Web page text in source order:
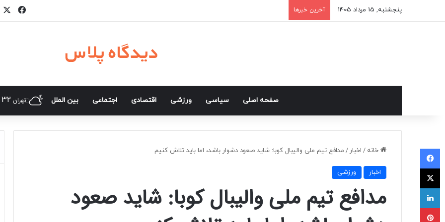
پنجشنبه, 15 مرداد 1405 آخرین خبرها
صفحه اصلی سیاسی ورزشی اقتصادی اجتماعی بین الملل تهران 32
خانه / اخبار / مدافع تیم ملی والیبال کوبا: شاید صعود دشوار باشد، اما باید تلاش کنیم
اخبار ورزشی
مدافع تیم ملی والیبال کوبا: شاید صعود
فیسبوک
ایکس
لینکداین
پینتریست